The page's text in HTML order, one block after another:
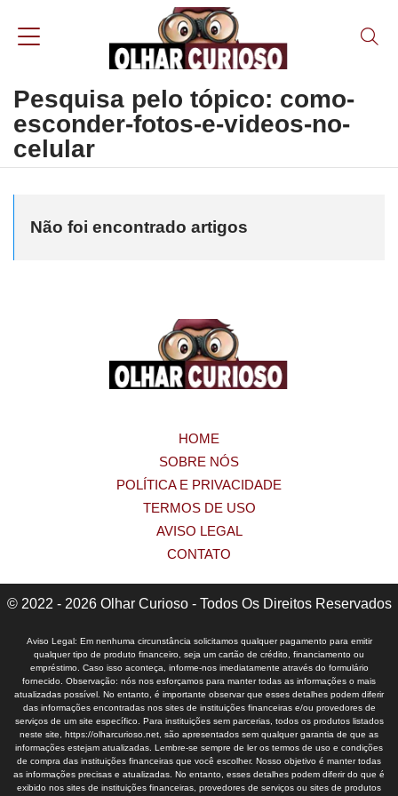
Pesquisa pelo tópico: como-
esconder-fotos-e-videos-no-
celular
Não foi encontrado artigos
HOME
SOBRE NÓS
POLÍTICA E PRIVACIDADE
TERMOS DE USO
AVISO LEGAL
CONTATO
© 2022 - 2026 Olhar Curioso - Todos Os Direitos Reservados
Aviso Legal: Em nenhuma circunstância solicitamos qualquer pagamento para emitir
qualquer tipo de produto financeiro, seja um cartão de crédito, financiamento ou
empréstimo. Caso isso aconteça, informe-nos imediatamente através do formulário
fornecido. Observação: nós nos esforçamos para manter todas as informações o mais
atualizadas possível. No entanto, é importante observar que esses detalhes podem diferir
das informações encontradas nos sites de instituições financeiras e/ou provedores de
serviços de um site específico. Para instituições sem parcerias, todos os produtos listados
neste site, https://olharcurioso.net, são apresentados sem qualquer garantia de que as
informações estejam atualizadas. Lembre-se sempre de ler os termos de uso e condições
de compra das instituições financeiras que você escolher. Nosso objetivo é manter todas
as informações precisas e atualizadas. No entanto, esses detalhes podem diferir do que é
exibido nos sites de instituições financeiras, provedores de serviços ou sites de produtos